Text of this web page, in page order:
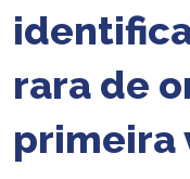
rara de
primeira